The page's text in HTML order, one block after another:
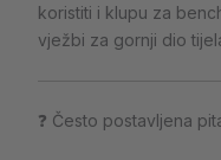
koristiti i klupu za
vježbi za gornji dio
❓ Često postavljena